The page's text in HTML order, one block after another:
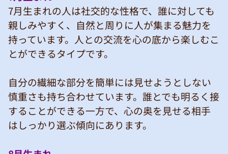
7月生まれの人は社交的な性格で、誰に対しても
親しみやすく、自然と周りに人が集まる魅力を
持っています。人との交流を心の底から楽しむこ
とができるタイプです。
自分の繊細な部分を簡単には見せようとしない
慎重さも持ち合わせています。誰とでも明るく接
することができる一方で、心の奥を見せる相手
はしっかり選ぶ傾向にあります。